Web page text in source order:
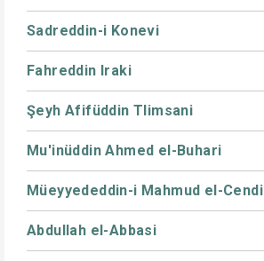
Sadreddin-i Konevi
Fahreddin Iraki
Şeyh Afifüddin Tlimsani
Mu'inüddin Ahmed el-Buhari
Müeyyededdin-i Mahmud el-Cendi
Abdullah el-Abbasi